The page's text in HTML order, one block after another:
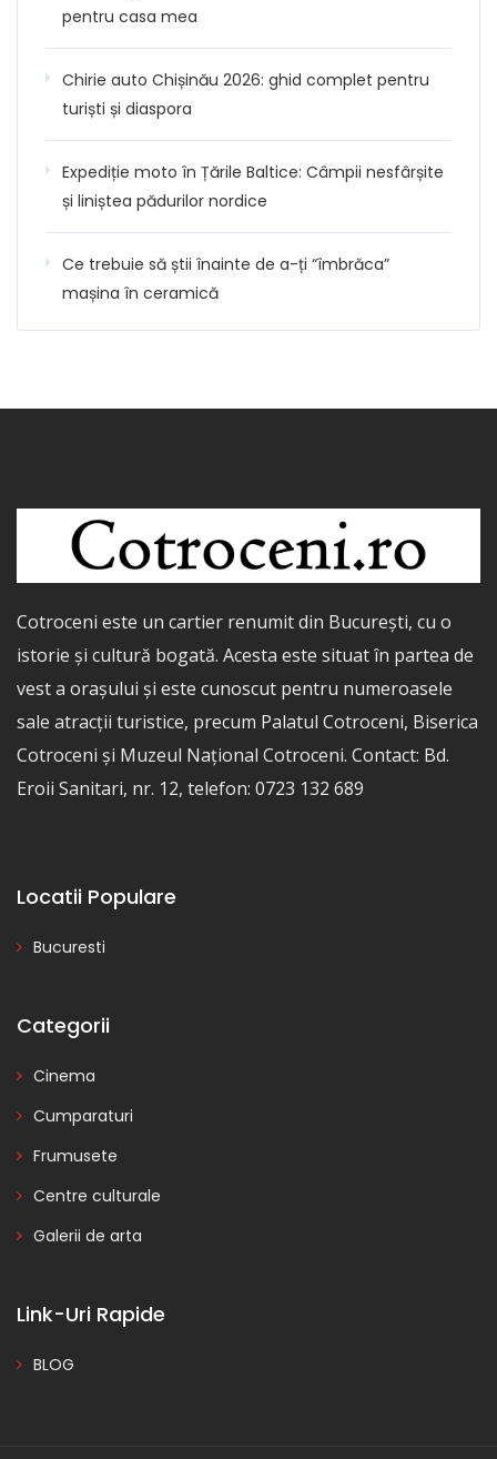
pentru casa mea
Chirie auto Chișinău 2026: ghid complet pentru
turiști și diaspora
Expediție moto în Țările Baltice: Câmpii nesfârșite
și liniștea pădurilor nordice
Ce trebuie să știi înainte de a-ți “îmbrăca”
mașina în ceramică
Cotroceni este un cartier renumit din București, cu o
istorie și cultură bogată. Acesta este situat în partea de
vest a orașului și este cunoscut pentru numeroasele
sale atracții turistice, precum Palatul Cotroceni, Biserica
Cotroceni și Muzeul Național Cotroceni. Contact: Bd.
Eroii Sanitari, nr. 12, telefon: 0723 132 689
Locatii Populare
Bucuresti
Categorii
Cinema
Cumparaturi
Frumusete
Centre culturale
Galerii de arta
Link-Uri Rapide
BLOG